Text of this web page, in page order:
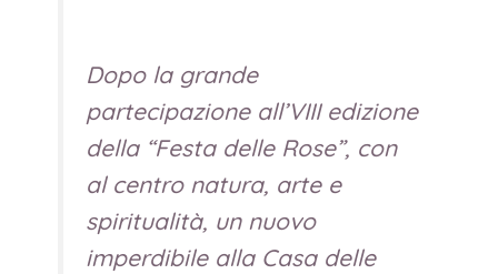
Dopo la grande
partecipazione all’VIII edizione
della “Festa delle Rose”, con
al centro natura, arte e
spiritualità, un nuovo
imperdibile alla Casa delle